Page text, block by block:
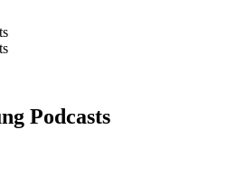
Podcasts